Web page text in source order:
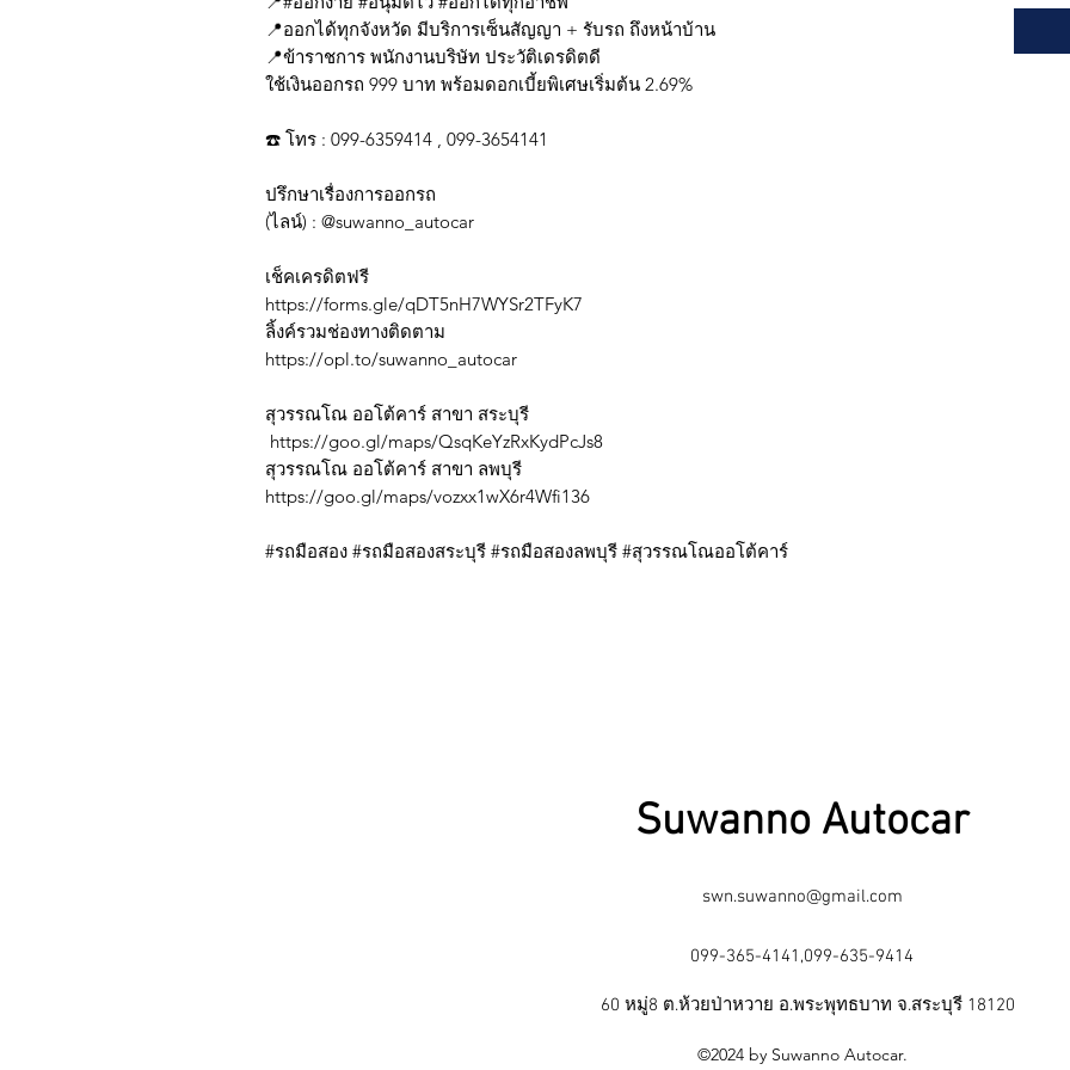
📍ออกได้ทุกจังหวัด มีบริการเซ็นสัญญา + รับรถ ถึงหน้าบ้าน
📍ข้าราชการ พนักงานบริษัท ประวัติเดรดิตดี
ใช้เงินออกรถ 999 บาท พร้อมดอกเบี้ยพิเศษเริ่มต้น 2.69%
☎️ โทร : 099-6359414 , 099-3654141
ปรึกษาเรื่องการออกรถ
(ไลน์) : @suwanno_autocar
เช็คเครดิตฟรี
https://forms.gle/qDT5nH7WYSr2TFyK7
ลิ้งค์รวมช่องทางติดตาม
https://opl.to/suwanno_autocar
สุวรรณโณ ออโต้คาร์ สาขา สระบุรี
https://goo.gl/maps/QsqKeYzRxKydPcJs8
สุวรรณโณ ออโต้คาร์ สาขา ลพบุรี
https://goo.gl/maps/vozxx1wX6r4Wfi136
#รถมือสอง #รถมือสองสระบุรี #รถมือสองลพบุรี #สุวรรณโณออโต้คาร์
Suwanno Autocar
swn.suwanno@gmail.com
099-365-4141,099-635-9414
60 หมู่8 ต.ห้วยป่าหวาย อ.พระพุทธบาท จ.สระบุรี 18120
©2024 by Suwanno Autocar.